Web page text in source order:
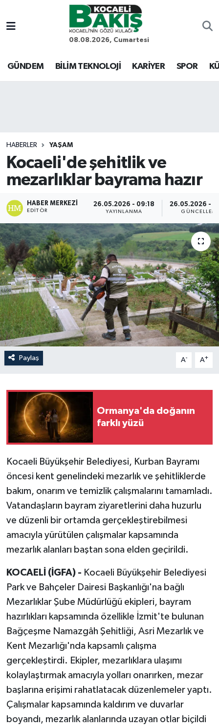
08.08.2026, Cumartesi
GÜNDEM BİLİM TEKNOLOJİ KARİYER SPOR
HABERLER YAŞAM
Kocaeli'de şehitlik ve
mezarlıklar bayrama hazır
HABER MERKEZI
EDITÖR
26.05.2026 - 09:18
YAYINLANMA
26.05.2026 -
Paylaş A- A+
Ormanya'da doğanın
farklı yüzü
Kocaeli Büyükşehir Belediyesi, Kurban Bayramı
öncesi kent genelindeki mezarlık ve şehitliklerde
bakım, onarım ve temizlik çalışmalarını tamamladı.
Vatandaşların bayram ziyaretlerini daha huzurlu
ve düzenli bir ortamda gerçekleştirebilmesi
amacıyla yürütülen çalışmalar kapsamında
mezarlık alanları baştan sona elden geçirildi.
KOCAELİ (İGFA) - Kocaeli Büyükşehir Belediyesi
Park ve Bahçeler Dairesi Başkanlığı'na bağlı
Mezarlıklar Şube Müdürlüğü ekipleri, bayram
hazırlıkları kapsamında özellikle İzmit'te bulunan
Bağçeşme Namazgâh Şehitliği, Asri Mezarlık ve
Kent Mezarlığı'nda kapsamlı çalışma
gerçekleştirdi. Ekipler, mezarlıklara ulaşımı
kolaylaştırmak amacıyla yolları onarırken, mezar
başlarına erişimi rahatlatacak düzenlemeler yaptı.
Çalışmalar kapsamında kaldırım ve duvarlar
boyandı, mezarlık alanlarında uzayan otlar biçildi
Kocaeli Nöbetçi Eczaneler
Kocaeli Hava Durumu
Son Dakika Haberleri
Haber Arşivi